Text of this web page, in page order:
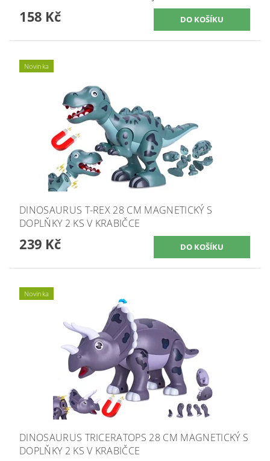
158 Kč
Novinka
DINOSAURUS T-REX 28 CM MAGNETICKÝ S
DOPLŇKY 2 KS V KRABIČCE
239 Kč
Novinka
DINOSAURUS TRICERATOPS 28 CM MAGNETICKÝ S
DOPLŇKY 2 KS V KRABIČCE